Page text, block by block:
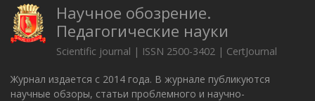
Научное обозрение.
Педагогические науки
Scientific journal | ISSN 2500-3402 | CertJournal
Журнал издается с 2014 года. В журнале публикуются
научные обзоры, статьи проблемного и научно-